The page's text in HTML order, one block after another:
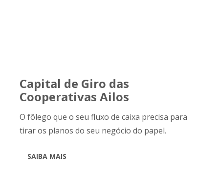
Capital de Giro das
Cooperativas Ailos
O fôlego que o seu fluxo de caixa precisa para
tirar os planos do seu negócio do papel.
SAIBA MAIS